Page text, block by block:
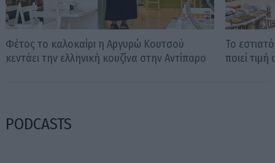
Φέτος το καλοκαίρι η Αργυρώ Κουτσού
κεντάει την ελληνική κουζίνα στην Αντίπαρο
Το
ποιεί
PODCASTS